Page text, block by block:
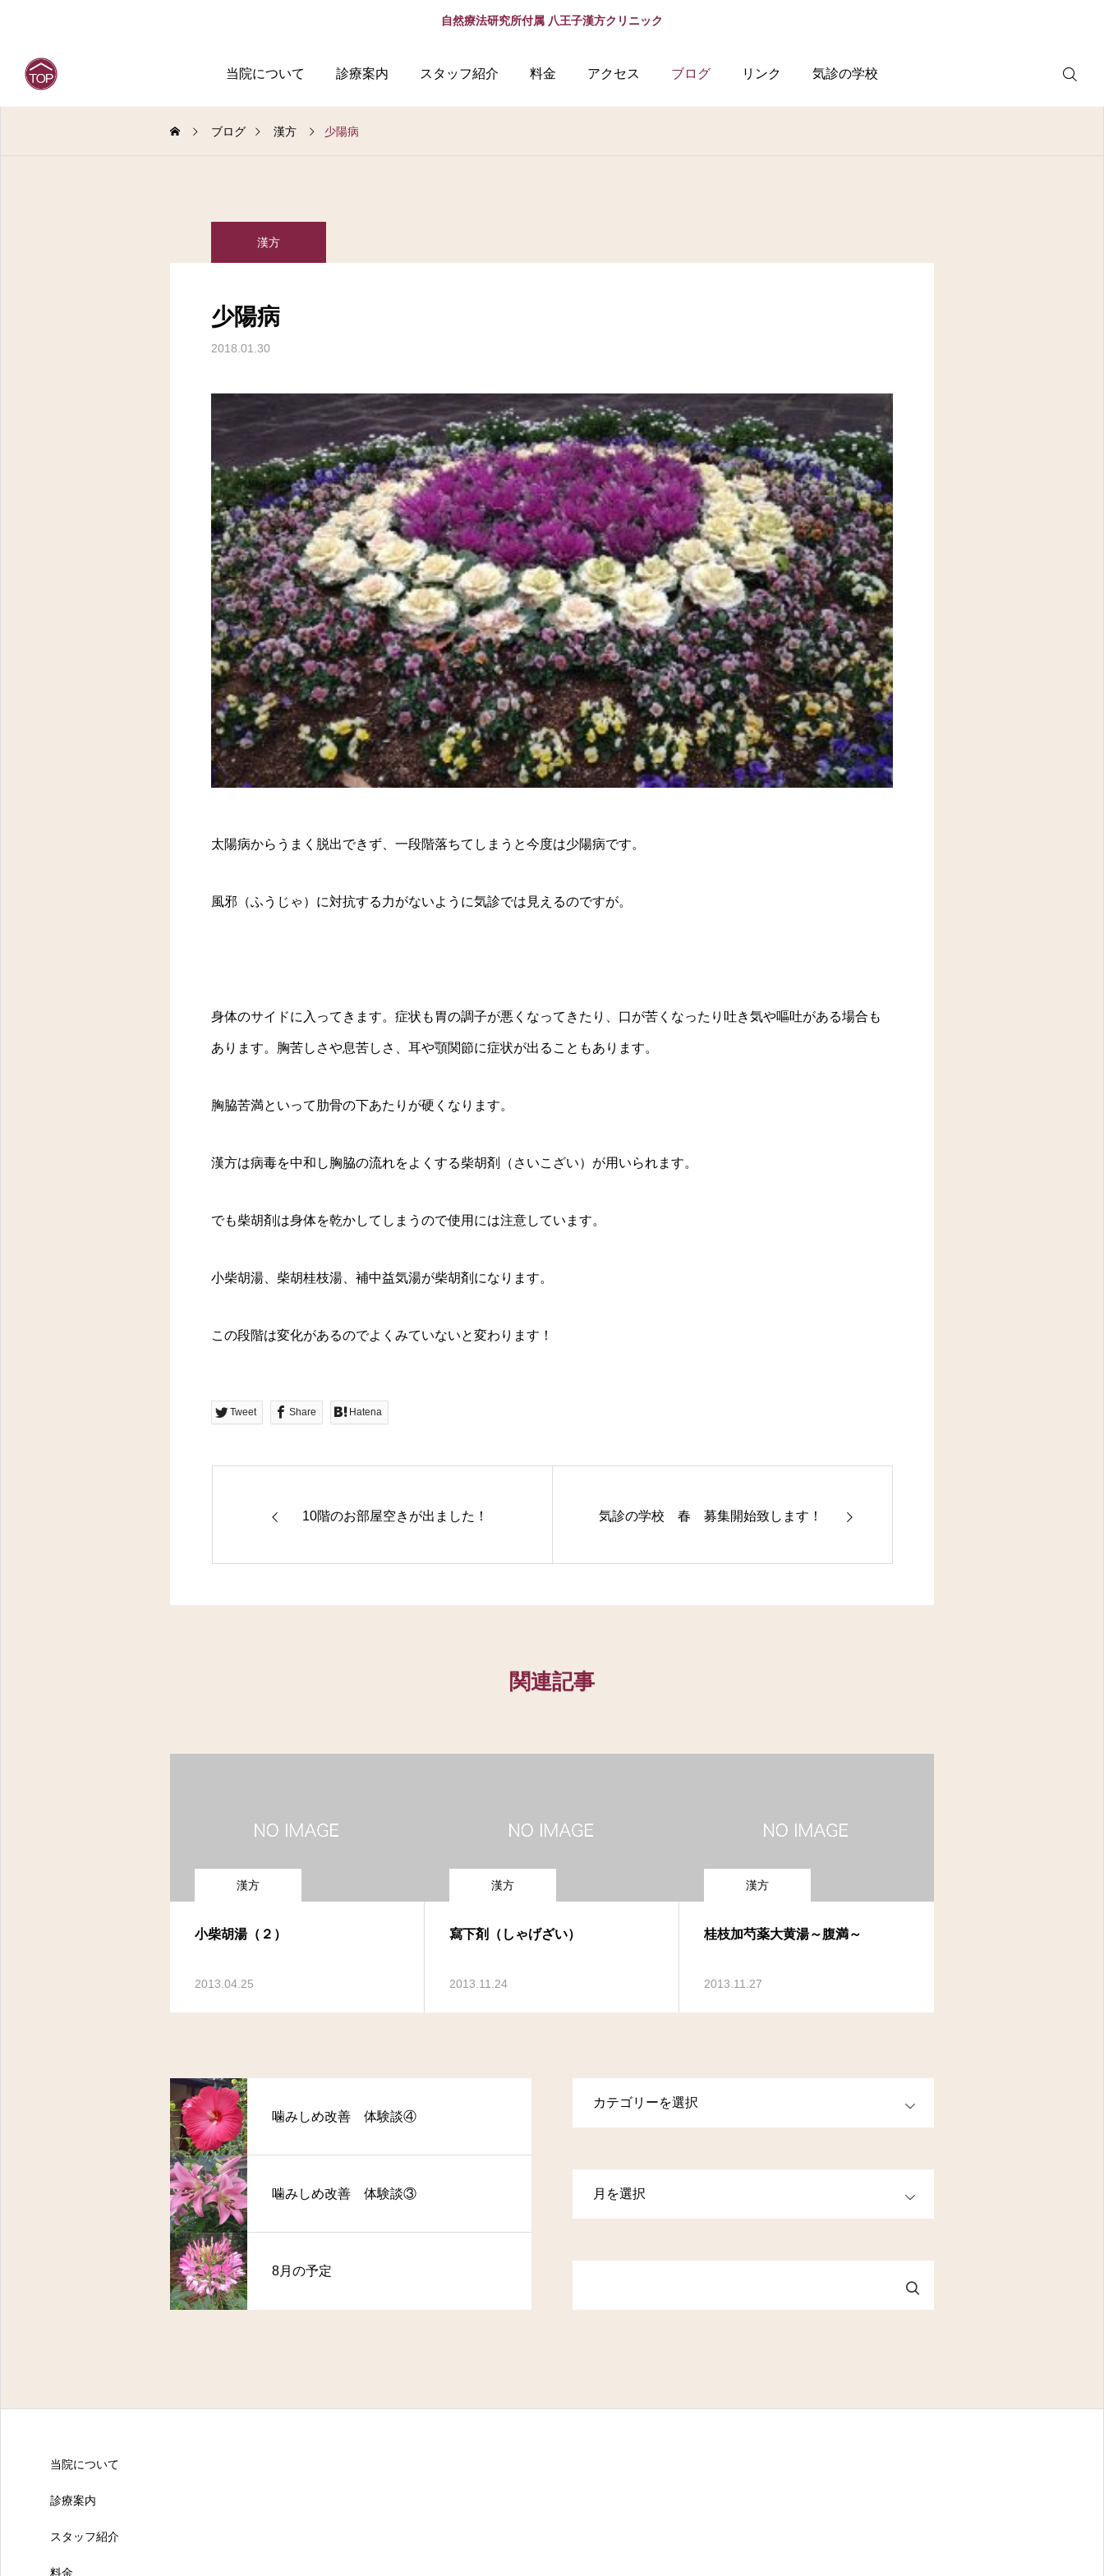
自然療法研究所付属 八王子漢方クリニック
当院について 診療案内 スタッフ紹介 料金 アクセス ブログ リンク 気診の学校
ブログ 漢方 少陽病
漢方
少陽病
2018.01.30
太陽病からうまく脱出できず、一段階落ちてしまうと今度は少陽病です。
風邪（ふうじゃ）に対抗する力がないように気診では見えるのですが。
身体のサイドに入ってきます。症状も胃の調子が悪くなってきたり、口が苦くなったり吐き気や嘔吐がある場合も
あります。胸苦しさや息苦しさ、耳や顎関節に症状が出ることもあります。
胸脇苦満といって肋骨の下あたりが硬くなります。
漢方は病毒を中和し胸脇の流れをよくする柴胡剤（さいこざい）が用いられます。
でも柴胡剤は身体を乾かしてしまうので使用には注意しています。
小柴胡湯、柴胡桂枝湯、補中益気湯が柴胡剤になります。
この段階は変化があるのでよくみていないと変わります！
Tweet Share Hatena
10階のお部屋空きが出ました！ 気診の学校 春 募集開始致します！
関連記事
漢方
小柴胡湯（２）
2013.04.25
漢方
寫下剤（しゃげざい）
2013.11.24
漢方
桂枝加芍薬大黄湯～腹満～
2013.11.27
噛みしめ改善 体験談④
噛みしめ改善 体験談③
8月の予定
当院について
診療案内
スタッフ紹介
料金